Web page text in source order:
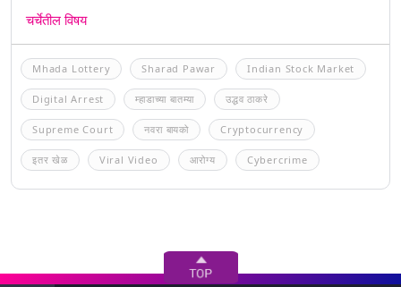
चर्चेतील विषय
Mhada Lottery Sharad Pawar Indian Stock Market
Digital Arrest म्हाडाच्या बातम्या उद्धव ठाकरे
Supreme Court नवरा बायको Cryptocurrency
इतर खेळ Viral Video आरोग्य Cybercrime